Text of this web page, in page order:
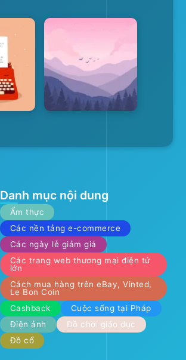
Danh mục nội dung
Ẩm thực
Các nền tảng e-commerce
Các ngày lễ giảm giá
Các trang web thương mại điện tử
lớn
Cách mua hàng trên eBay, Vinted,
Le Bon Coin
Cashback
Cuộc sống tại Pháp
Điện ảnh
Đồ chơi giáo dục
Đồ cổ